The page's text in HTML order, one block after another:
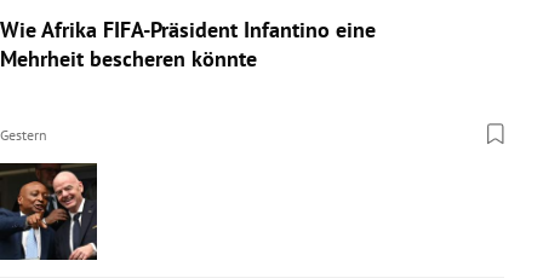
Wie Afrika FIFA-Präsident Infantino eine
Mehrheit bescheren könnte
Gestern